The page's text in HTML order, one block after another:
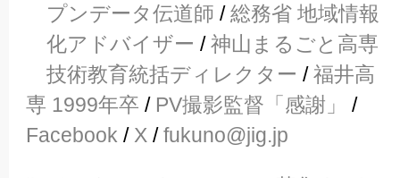
プンデータ伝道師 /総務省 地域情報
化アドバイザー /神山まるごと高専
技術教育統括ディレクター /福井高
専 1999年卒 / PV撮影監督「感謝」
/
Facebook / X /fukuno@jig.jp